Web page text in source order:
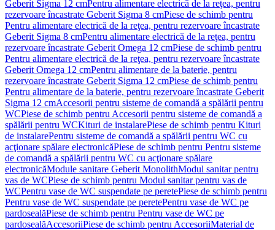
Geberit Sigma 12 cmPentru alimentare electrică de la reţea, pentru
rezervoare încastrate Geberit Sigma 8 cmPiese de schimb pentru
Pentru alimentare electrică de la reţea, pentru rezervoare încastrate
Geberit Sigma 8 cmPentru alimentare electrică de la reţea, pentru
rezervoare încastrate Geberit Omega 12 cmPiese de schimb pentru
Pentru alimentare electrică de la reţea, pentru rezervoare încastrate
Geberit Omega 12 cmPentru alimentare de la baterie, pentru
rezervoare încastrate Geberit Sigma 12 cmPiese de schimb pentru
Pentru alimentare de la baterie, pentru rezervoare încastrate Geberit
Sigma 12 cmAccesorii pentru sisteme de comandă a spălării pentru
WCPiese de schimb pentru Accesorii pentru sisteme de comandă a
spălării pentru WCKituri de instalarePiese de schimb pentru Kituri
de instalarePentru sisteme de comandă a spălării pentru WC cu
acţionare spălare electronicăPiese de schimb pentru Pentru sisteme
de comandă a spălării pentru WC cu acţionare spălare
electronicăModule sanitare Geberit MonolithModul sanitar pentru
vas de WCPiese de schimb pentru Modul sanitar pentru vas de
WCPentru vase de WC suspendate pe peretePiese de schimb pentru
Pentru vase de WC suspendate pe peretePentru vase de WC pe
pardosealăPiese de schimb pentru Pentru vase de WC pe
pardosealăAccesoriiPiese de schimb pentru AccesoriiMaterial de